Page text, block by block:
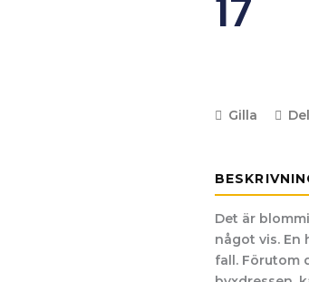
17
Gilla
Det är
något vis. En
fall. Förutom